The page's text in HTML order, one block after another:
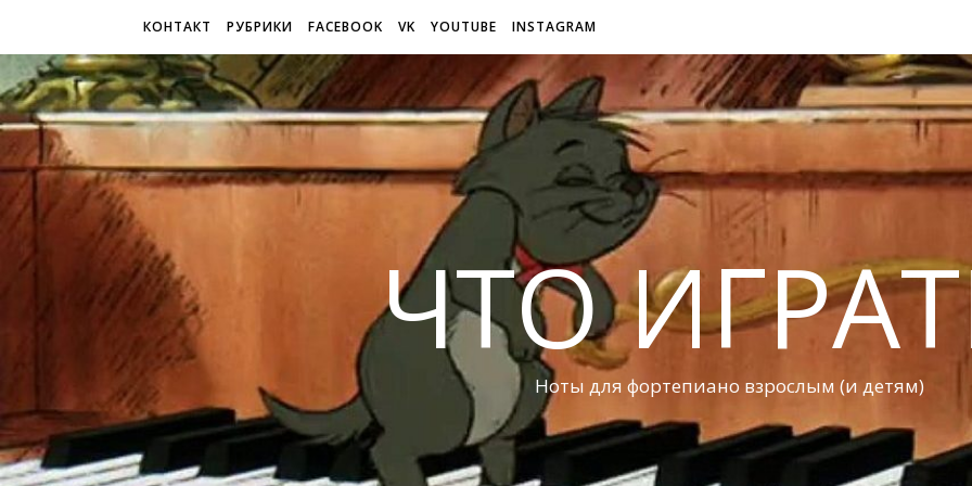
КОНТАКТ РУБРИКИ FACEBOOK VK YOUTUBE INSTAGRAM
ЧТО
Ноты для фортепиано взрослым (и детям)